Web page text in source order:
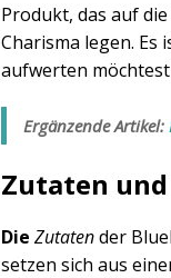
Produkt, das auf
Charisma legen. Es
aufwerten
Ergänzende Artikel:
Zutaten
Die Zutatender
setzen sich aus